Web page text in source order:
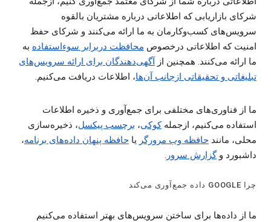
شرکای بازاریابی که اطلاعاتی درباره مشتریان بالقوه
سرویس‌های کسب‌وکارمان به ما ارائه می‌کنند و شرکای حفظ
امنیت که اطلاعاتی درخصوص محافظت دربرابر سوءاستفاده به
ما ارائه می‌کنند. همچنین از آگهی‌دهندگان برای ارائه سرویس‌های
تبلیغاتی و تحقیقاتی ازجانب آن‌ها، اطلاعات دریافت می‌کنیم.
ما از فناوری‌های مختلفی برای جمع‌آوری و ذخیره اطلاعات
استفاده می‌کنیم، ازجملهکوکی‌، برچسب پیکسل، ذخیره‌سازی
محلی، مانند حافظه وب مرورگر یا حافظه‌ پنهان داده‌های برنامه،
داشبورد وگزارش‌ سرور .
چرا GOOGLE داده جمع‌آوری می‌کند
ما از داده‌ها برای ساختن سرویس‌های بهتر استفاده می‌کنیم